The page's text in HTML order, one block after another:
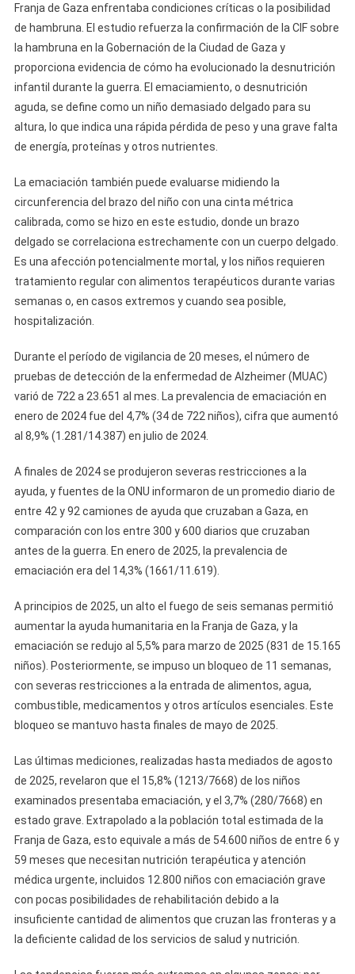
Franja de Gaza enfrentaba condiciones críticas o la posibilidad
de hambruna. El estudio refuerza la confirmación de la CIF sobre
la hambruna en la Gobernación de la Ciudad de Gaza y
proporciona evidencia de cómo ha evolucionado la desnutrición
infantil durante la guerra. El emaciamiento, o desnutrición
aguda, se define como un niño demasiado delgado para su
altura, lo que indica una rápida pérdida de peso y una grave falta
de energía, proteínas y otros nutrientes.
La emaciación también puede evaluarse midiendo la
circunferencia del brazo del niño con una cinta métrica
calibrada, como se hizo en este estudio, donde un brazo
delgado se correlaciona estrechamente con un cuerpo delgado.
Es una afección potencialmente mortal, y los niños requieren
tratamiento regular con alimentos terapéuticos durante varias
semanas o, en casos extremos y cuando sea posible,
hospitalización.
Durante el período de vigilancia de 20 meses, el número de
pruebas de detección de la enfermedad de Alzheimer (MUAC)
varió de 722 a 23.651 al mes. La prevalencia de emaciación en
enero de 2024 fue del 4,7% (34 de 722 niños), cifra que aumentó
al 8,9% (1.281/14.387) en julio de 2024.
A finales de 2024 se produjeron severas restricciones a la
ayuda, y fuentes de la ONU informaron de un promedio diario de
entre 42 y 92 camiones de ayuda que cruzaban a Gaza, en
comparación con los entre 300 y 600 diarios que cruzaban
antes de la guerra. En enero de 2025, la prevalencia de
emaciación era del 14,3% (1661/11.619).
A principios de 2025, un alto el fuego de seis semanas permitió
aumentar la ayuda humanitaria en la Franja de Gaza, y la
emaciación se redujo al 5,5% para marzo de 2025 (831 de 15.165
niños). Posteriormente, se impuso un bloqueo de 11 semanas,
con severas restricciones a la entrada de alimentos, agua,
combustible, medicamentos y otros artículos esenciales. Este
bloqueo se mantuvo hasta finales de mayo de 2025.
Las últimas mediciones, realizadas hasta mediados de agosto
de 2025, revelaron que el 15,8% (1213/7668) de los niños
examinados presentaba emaciación, y el 3,7% (280/7668) en
estado grave. Extrapolado a la población total estimada de la
Franja de Gaza, esto equivale a más de 54.600 niños de entre 6 y
59 meses que necesitan nutrición terapéutica y atención
médica urgente, incluidos 12.800 niños con emaciación grave
con pocas posibilidades de rehabilitación debido a la
insuficiente cantidad de alimentos que cruzan las fronteras y a
la deficiente calidad de los servicios de salud y nutrición.